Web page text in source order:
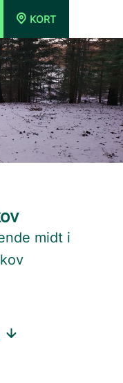
KORT
midt i